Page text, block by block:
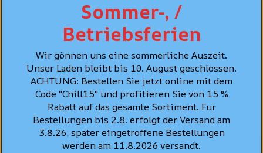
PERSÖNLICHE BERATUNG
BESTSELLER
Sommer-, /
Betriebsferien
Wir gönnen uns eine sommerliche Auszeit.
Unser Laden bleibt bis 10. August geschlossen.
ACHTUNG: Bestellen Sie jetzt online mit dem
Code "Chill15" und profitieren Sie von 15 %
Rabatt auf das gesamte Sortiment. Für
Bestellungen bis 2.8. erfolgt der Versand am
3.8.26, später eingetroffene Bestellungen
werden am 11.8.2026 versandt.